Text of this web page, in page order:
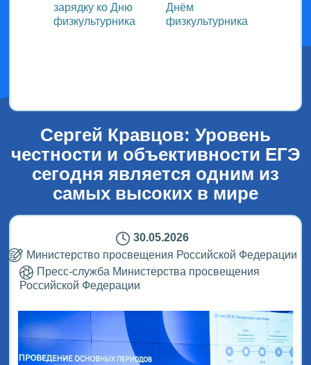
зарядку ко Дню
физкультурника
Днём
физкультурника
Сергей Кравцов: Уровень
честности и объективности ЕГЭ
сегодня является одним из
самых высоких в мире
30.05.2026
Министерство просвещения Российской Федерации
Пресс-служба Министерства просвещения
Российской Федерации